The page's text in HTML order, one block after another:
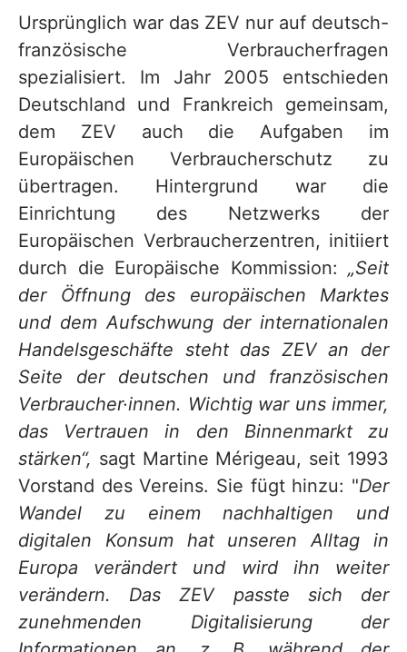
Ursprünglich war das ZEV nur auf deutsch-
französische Verbraucherfragen
spezialisiert. Im Jahr 2005 entschieden
Deutschland und Frankreich gemeinsam,
dem ZEV auch die Aufgaben im
Europäischen Verbraucherschutz zu
übertragen. Hintergrund war die
Einrichtung des Netzwerks der
Europäischen Verbraucherzentren, initiiert
durch die Europäische Kommission: „Seit
der Öffnung des europäischen Marktes
und dem Aufschwung der internationalen
Handelsgeschäfte steht das ZEV an der
Seite der deutschen und französischen
Verbraucher·innen. Wichtig war uns immer,
das Vertrauen in den Binnenmarkt zu
stärken“, sagt Martine Mérigeau, seit 1993
Vorstand des Vereins. Sie fügt hinzu: "Der
Wandel zu einem nachhaltigen und
digitalen Konsum hat unseren Alltag in
Europa verändert und wird ihn weiter
verändern. Das ZEV passte sich der
zunehmenden Digitalisierung der